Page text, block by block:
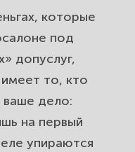
путь от отказа
на счёт.
782 ГК
которые
под
допуслуг,
то, кто
ваше дело:
на первый
упираются